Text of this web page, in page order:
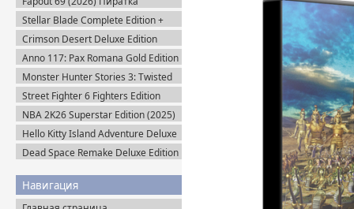
Stellar Blade Complete Edition +
Все DLC (2025) Пиратка
Crimson Desert Deluxe Edition
v.1.14.0 (2026) Portable
Anno 117: Pax Romana Gold Edition
(2025) Uplay-Rip
Monster Hunter Stories 3: Twisted
Reflection (2026) Steam-Rip
Street Fighter 6 Fighters Edition
(2023) Steam-Rip
NBA 2K26 Superstar Edition (2025)
Steam-Rip
Hello Kitty Island Adventure Deluxe
Edition (2025) Steam-Rip
Dead Space Remake Deluxe Edition
Навигация